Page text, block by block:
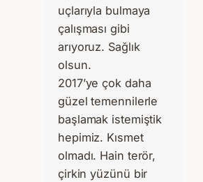
uçlarıyla bulmaya
çalışması gibi
arıyoruz. Sağlık
olsun.
2017’ye çok daha
güzel temennilerle
başlamak istemiştik
hepimiz. Kısmet
olmadı. Hain terör,
çirkin yüzünü bir